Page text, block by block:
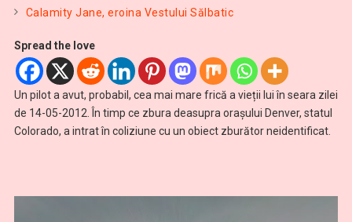
Calamity Jane, eroina Vestului Sălbatic
Spread the love
Un pilot a avut, probabil, cea mai mare frică a vieții lui în seara zilei
de 14-05-2012. În timp ce zbura deasupra orașului Denver, statul
Colorado, a intrat în coliziune cu un obiect zburător neidentificat.